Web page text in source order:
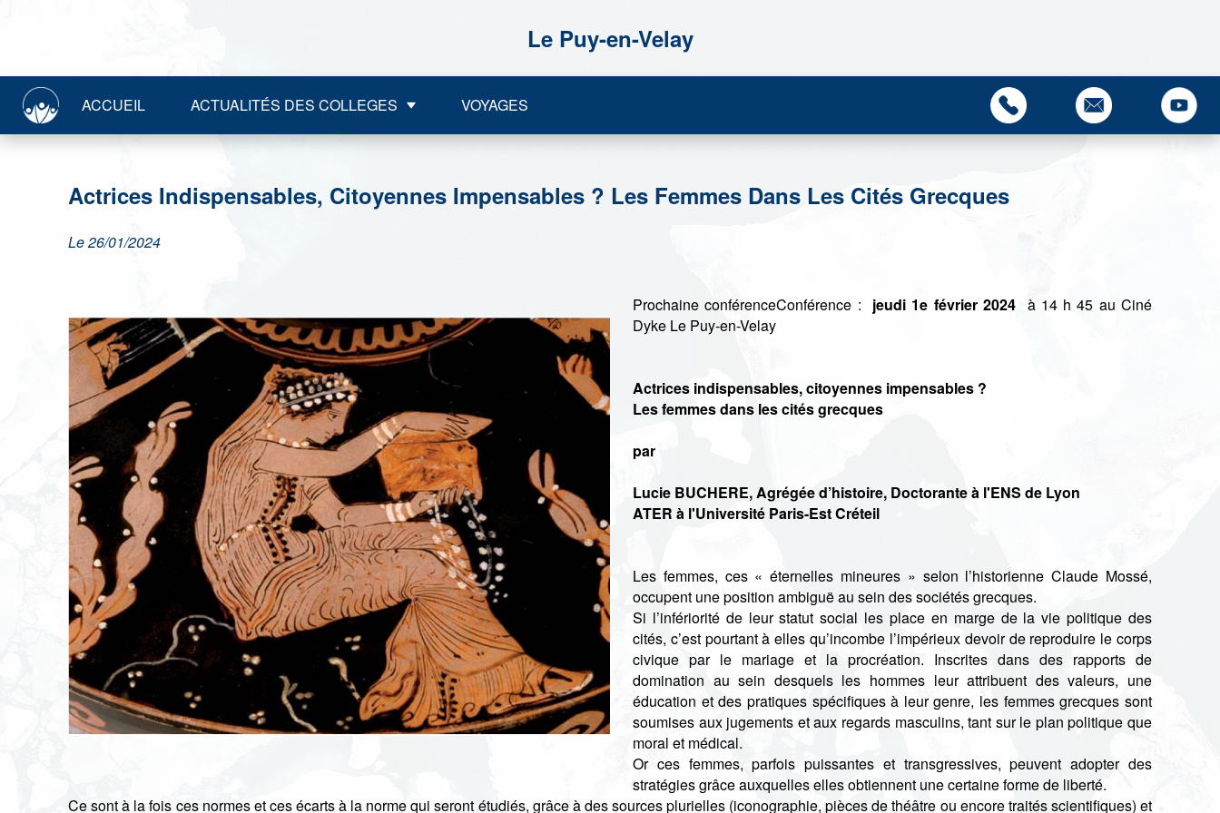
Le Puy-en-Velay
ACCUEIL ACTUALITÉS DES COLLEGES VOYAGES
Actrices Indispensables, Citoyennes Impensables ? Les Femmes Dans Les Cités Grecques
Le 26/01/2024
Prochaine conférenceConférence : jeudi 1e février 2024 à 14 h 45 au Ciné
Dyke Le Puy-en-Velay
Actrices indispensables, citoyennes impensables ?
Les femmes dans les cités grecques
par
Lucie BUCHERE, Agrégée d’histoire, Doctorante à l'ENS de Lyon
ATER à l'Université Paris-Est Créteil
Les femmes, ces « éternelles mineures » selon l’historienne Claude Mossé,
occupent une position ambiguë au sein des sociétés grecques.
Si l’infériorité de leur statut social les place en marge de la vie politique des
cités, c’est pourtant à elles qu’incombe l’impérieux devoir de reproduire le corps
civique par le mariage et la procréation. Inscrites dans des rapports de
domination au sein desquels les hommes leur attribuent des valeurs, une
éducation et des pratiques spécifiques à leur genre, les femmes grecques sont
soumises aux jugements et aux regards masculins, tant sur le plan politique que
moral et médical.
Or ces femmes, parfois puissantes et transgressives, peuvent adopter des
stratégies grâce auxquelles elles obtiennent une certaine forme de liberté.
Ce sont à la fois ces normes et ces écarts à la norme qui seront étudiés, grâce à des sources plurielles (iconographie, pièces de théâtre ou encore traités scientifiques) et